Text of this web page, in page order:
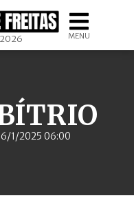
MENU
6/1/2025 06:00